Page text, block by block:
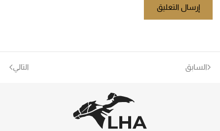
إرسال التعليق
السابق التالي